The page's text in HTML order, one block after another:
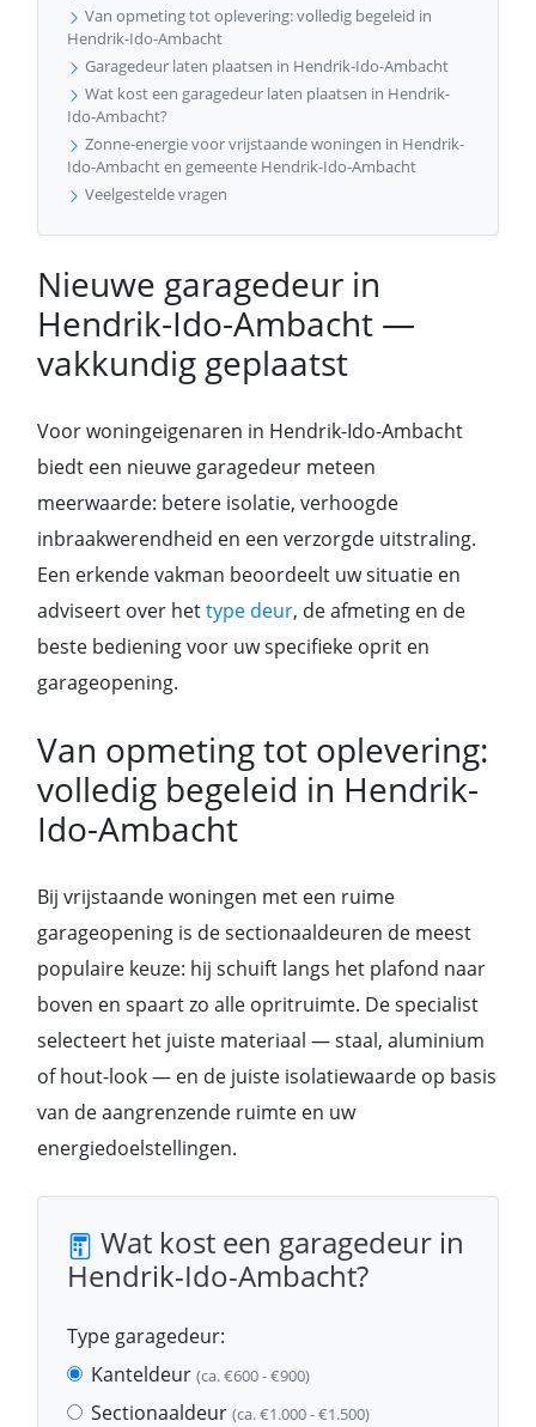
Van opmeting tot oplevering: volledig begeleid in
Hendrik-Ido-Ambacht
Garagedeur laten plaatsen in Hendrik-Ido-Ambacht
Wat kost een garagedeur laten plaatsen in Hendrik-
Ido-Ambacht?
Zonne-energie voor vrijstaande woningen in Hendrik-
Ido-Ambacht en gemeente Hendrik-Ido-Ambacht
Veelgestelde vragen
Nieuwe garagedeur in
Hendrik-Ido-Ambacht —
vakkundig geplaatst
Voor woningeigenaren in Hendrik-Ido-Ambacht
biedt een nieuwe garagedeur meteen
meerwaarde: betere isolatie, verhoogde
inbraakwerendheid en een verzorgde uitstraling.
Een erkende vakman beoordeelt uw situatie en
adviseert over hettype deur, de afmeting en de
beste bediening voor uw specifieke oprit en
garageopening.
Van opmeting tot oplevering:
volledig begeleid in Hendrik-
Ido-Ambacht
Bij vrijstaande woningen met een ruime
garageopening is de sectionaaldeuren de meest
populaire keuze: hij schuift langs het plafond naar
boven en spaart zo alle opritruimte. De specialist
selecteert het juiste materiaal — staal, aluminium
of hout-look — en de juiste isolatiewaarde op basis
van de aangrenzende ruimte en uw
energiedoelstellingen.
Wat kost een garagedeur in
Hendrik-Ido-Ambacht?
Type garagedeur:
Kanteldeur (ca. €600 - €900)
Sectionaaldeur (ca. €1.000 - €1.500)